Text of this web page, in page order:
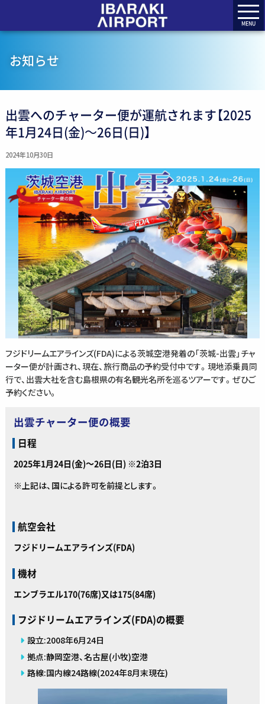
MENU
お知らせ
出雲へのチャーター便が運航されます【2025
年1月24日(金)～26日(日)】
2024年10月30日
フジドリームエアラインズ(FDA)による茨城空港発着の「茨城-出雲」チャ
ーター便が計画され、現在、旅行商品の予約受付中です。現地添乗員同
行で、出雲大社を含む島根県の有名観光名所を巡るツアーです。ぜひご
予約ください。
出雲チャーター便の概要
日程
2025年1月24日(金)～26日(日) ※2泊3日
※上記は、国による許可を前提とします。
航空会社
フジドリームエアラインズ(FDA)
機材
エンブラエル170(76席)又は175(84席)
フジドリームエアラインズ(FDA)の概要
設立:2008年6月24日
拠点:静岡空港、名古屋(小牧)空港
路線:国内線24路線(2024年8月末現在)